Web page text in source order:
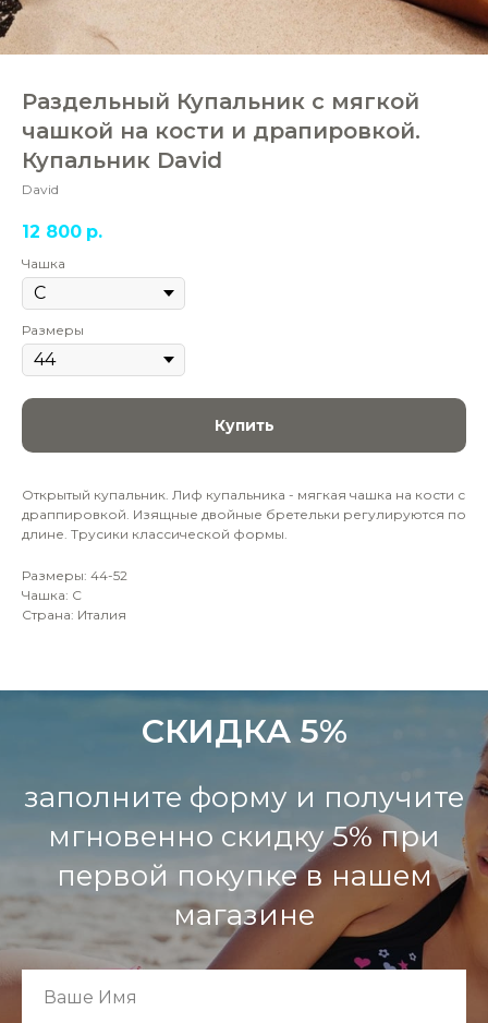
Раздельный Купальник с мягкой
чашкой на кости и драпировкой.
Купальник David
David
12 800 р.
Чашка
Размеры
Купить
Открытый купальник. Лиф купальника - мягкая чашка на кости с
драппировкой. Изящные двойные бретельки регулируются по
длине. Трусики классической формы.
Размеры: 44-52
Чашка: C
Страна: Италия
СКИДКА 5%
заполните форму и получите
мгновенно скидку 5% при
первой покупке в нашем
магазине